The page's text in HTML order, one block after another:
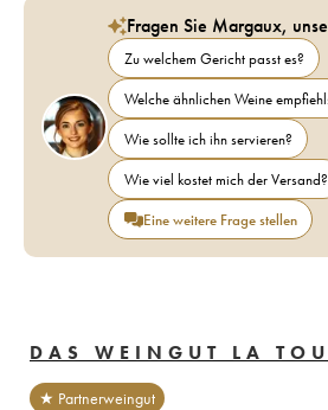
Fragen Sie Margaux,
Zu welchem Gericht passt es?
Welche ähnlichen Weine
Wie sollte ich ihn servieren?
Wie viel kostet mich der Versand?
Eine weitere Frage stellen
DAS WEINGUT LA
★ Partnerweingut